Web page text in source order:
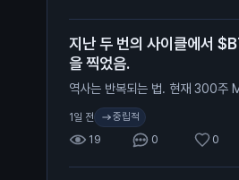
지난 두 번의 사이클에서
을 찍었음.
역사는 반복되는 법. 현재 300
1일 전 중립적
19 0 0